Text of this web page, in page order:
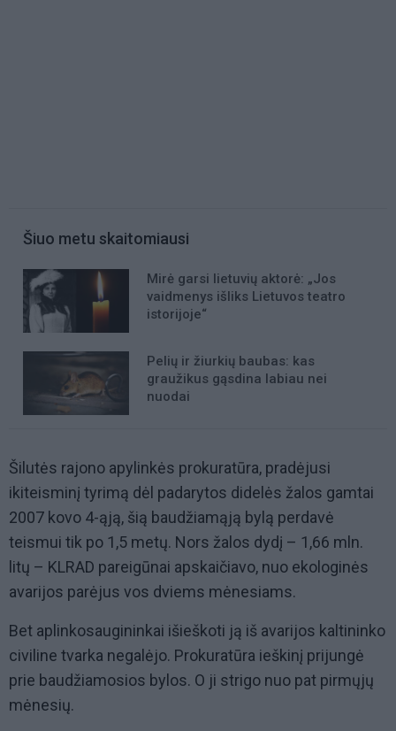
Šiuo metu skaitomiausi
Mirė garsi lietuvių aktorė: „Jos
vaidmenys išliks Lietuvos teatro
istorijoje“
Pelių ir žiurkių baubas: kas
graužikus gąsdina labiau nei
nuodai
Šilutės rajono apylinkės prokuratūra, pradėjusi
ikiteisminį tyrimą dėl padarytos didelės žalos gamtai
2007 kovo 4-ąją, šią baudžiamąją bylą perdavė
teismui tik po 1,5 metų. Nors žalos dydį – 1,66 mln.
litų – KLRAD pareigūnai apskaičiavo, nuo ekologinės
avarijos parėjus vos dviems mėnesiams.
Bet aplinkosaugininkai išieškoti ją iš avarijos kaltininko
civiline tvarka negalėjo. Prokuratūra ieškinį prijungė
prie baudžiamosios bylos. O ji strigo nuo pat pirmųjų
mėnesių.